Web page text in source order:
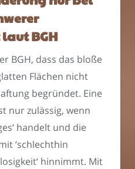
BGH
BGH, dass das bloße
Flächen nicht
begründet. Eine
nur zulässig, wenn
handelt und die
’schlechthin
hinnimmt. Mit